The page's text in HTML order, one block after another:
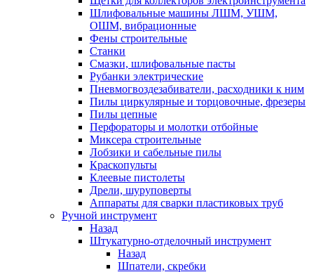
Шлифовальные машины ЛШМ, УШМ,
ОШМ, вибрационные
Фены строительные
Станки
Смазки, шлифовальные пасты
Рубанки электрические
Пневмогвоздезабиватели, расходники к ним
Пилы циркулярные и торцовочные, фрезеры
Пилы цепные
Перфораторы и молотки отбойные
Миксера строительные
Лобзики и сабельные пилы
Краскопульты
Клеевые пистолеты
Дрели, шуруповерты
Аппараты для сварки пластиковых труб
Ручной инструмент
Назад
Штукатурно-отделочный инструмент
Назад
Шпатели, скребки